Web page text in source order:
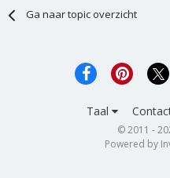
Ga naar topic overzicht
Taal
© 2011 -
Powered by